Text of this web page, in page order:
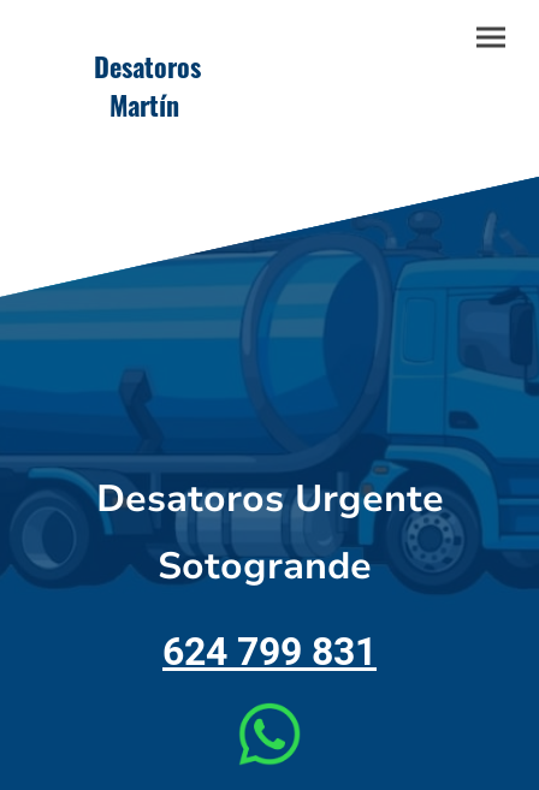
Desatoros
Martín
Desatoros Urgente
Sotogrande
624 799 831